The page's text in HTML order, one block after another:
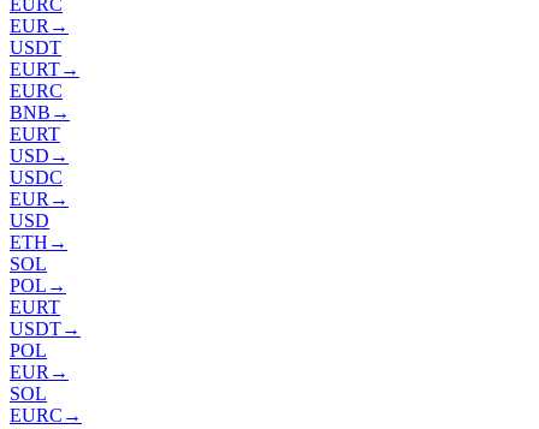
EURC
EUR →
USDT
EURT→
EURC
BNB →
EURT
USD →
USDC
EUR →
USD
ETH →
SOL
POL →
EURT
USDT→
POL
EUR →
SOL
EURC →